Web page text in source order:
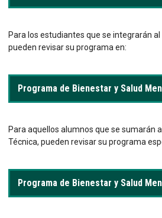
Para los estudiantes que se integrarán
pueden revisar su programa en:
Programa de Bienestar y Salud
Para aquellos alumnos que se sumarán
Técnica, pueden revisar su programa
Programa de Bienestar y Salud